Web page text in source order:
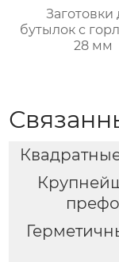
Заготовки
бутылок с
28 мм